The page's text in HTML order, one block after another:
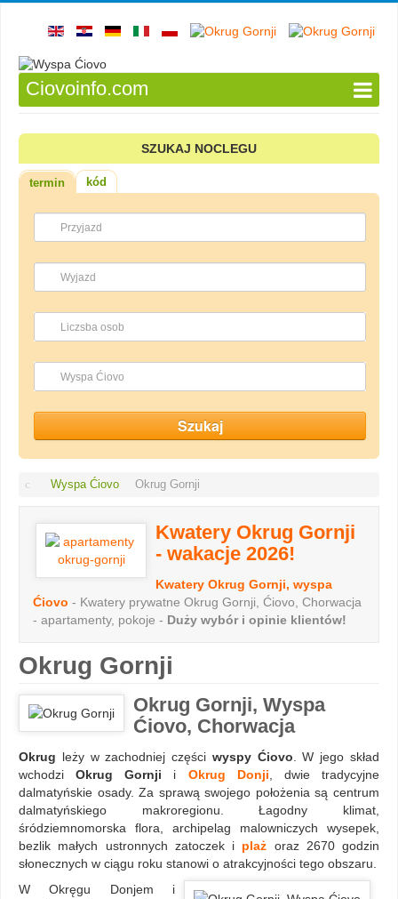
Ciovoinfo.com
SZUKAJ NOCLEGU
termin kód
Przyjazd
Wyjazd
Liczsba osob
Wyspa Ćiovo
Wyspa Ćiovo Okrug Gornji
Kwatery Okrug Gornji
- wakacje 2026!
Kwatery Okrug Gornji, wyspa
Ćiovo - Kwatery prywatne Okrug Gornji, Ćiovo, Chorwacja
- apartamenty, pokoje - Duży wybór i opinie klientów!
Okrug Gornji
Okrug Gornji, Wyspa
Ćiovo, Chorwacja
Okrug leży w zachodniej części wyspy Ćiovo. W jego skład
wchodziOkrug Gornji i Okrug Donji, dwie tradycyjne
dalmatyńskie osady. Za sprawą swojego położenia są centrum
dalmatyńskiego makroregionu. Łagodny klimat,
śródziemnomorska flora, archipelag malowniczych wysepek,
bezlik małych ustronnych zatoczek i plaż oraz 2670 godzin
słonecznych w ciągu roku stanowi o atrakcyjności tego obszaru.
W Okręgu Donjem i